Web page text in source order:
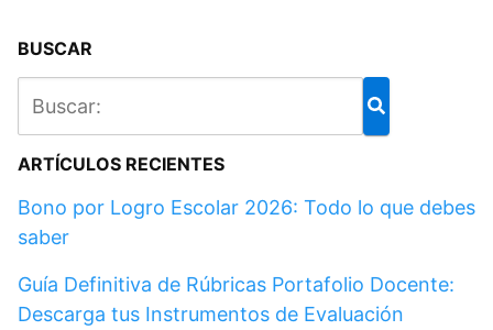
BUSCAR
ARTÍCULOS RECIENTES
Bono por Logro Escolar 2026: Todo lo que debes
saber
Guía Definitiva de Rúbricas Portafolio Docente:
Descarga tus Instrumentos de Evaluación